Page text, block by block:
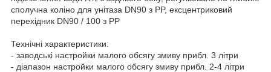
сполучна коліно для унітаза DN90 з PP, ексцентриковий
перехідник DN90 / 100 з РР
Технічні характеристики:
- заводські настройки малого обсягу змиву прибл. 3 літри
- діапазон настройки малого обсягу змиву прибл. 2-4 літри